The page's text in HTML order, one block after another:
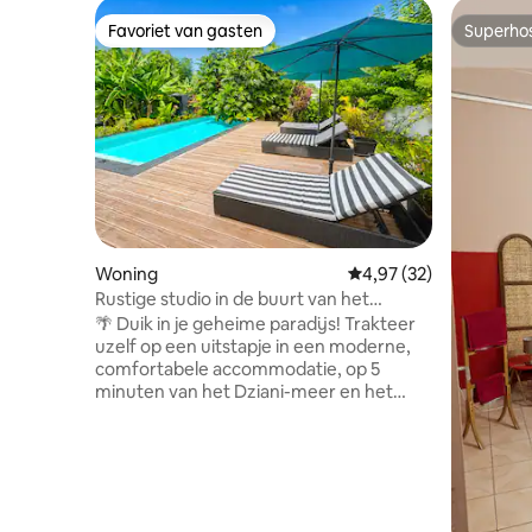
Favoriet van gasten
Favoriet van gasten
Woning Gemiddelde
4,97 (32)
Rustige studio in de buurt van het
Dzianimeer
🌴 Duik in je geheime paradijs! Trakteer
uzelf op een uitstapje in een moderne,
comfortabele accommodatie, op 5
minuten van het Dziani-meer en het